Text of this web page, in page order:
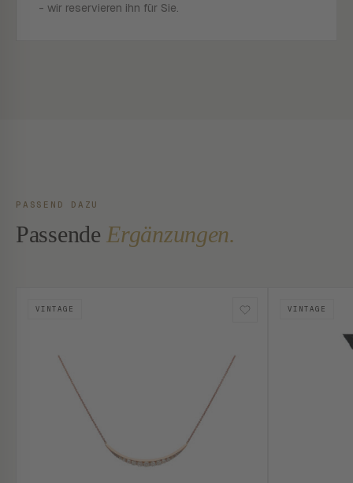
- wir reservieren ihn für Sie.
PASSEND DAZU
Passende Ergänzungen.
VINTAGE VINTAGE